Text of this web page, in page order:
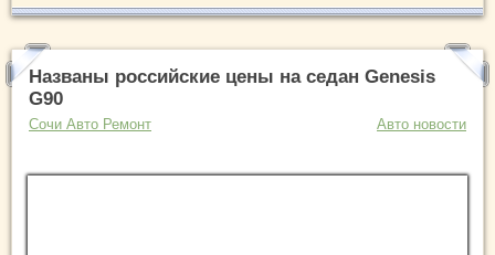
Названы российские цены на седан Genesis
G90
Сочи Авто Ремонт Авто новости